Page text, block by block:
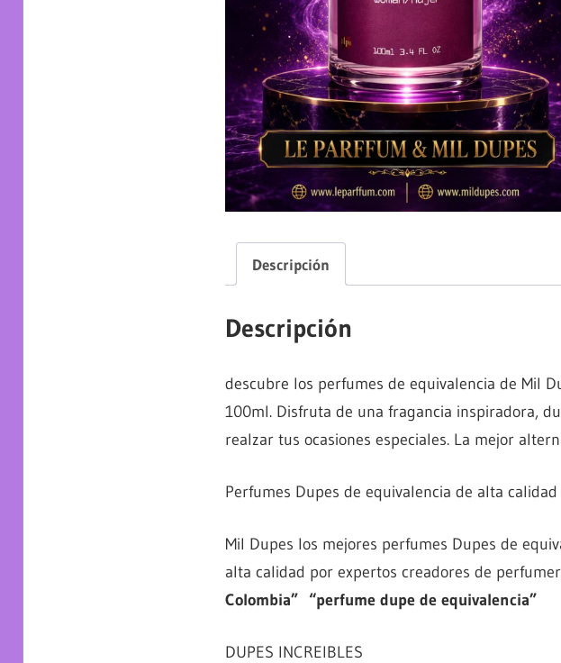
Descripción
Descripción
descubre los perfumes de equivalencia de Mil
100ml. Disfruta de una fragancia inspiradora,
realzar tus ocasiones especiales. La mejor
Perfumes Dupes de equivalencia de alta
Mil Dupes los mejores perfumes Dupes de
alta calidad por expertos creadores de
Colombia” “perfume dupe de equivalencia”
DUPES INCREIBLES